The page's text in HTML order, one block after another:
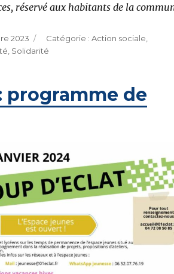
réservé aux habitants de la
2023 Catégories
Action sociale
Solidarité
programme de